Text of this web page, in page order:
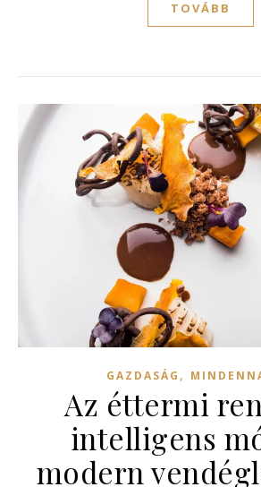
TOVÁBB
GAZDASÁG ,
Az éttermi
intelligens
modern